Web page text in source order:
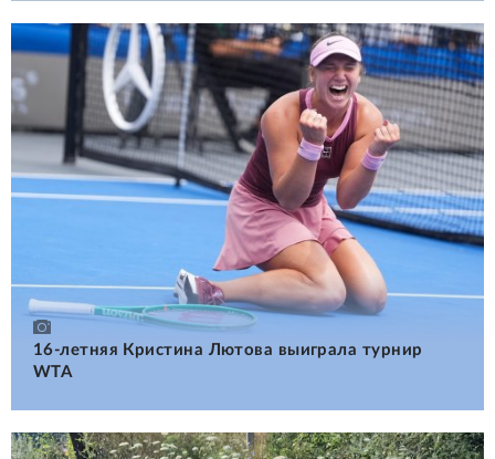
16-летняя Кристина Лютова выиграла турнир
WTA